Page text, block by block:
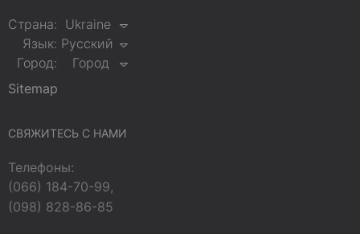
Страна: Ukraine
Язык: Русский
Город:
Город
Sitemap
СВЯЖИТЕСЬ С НАМИ
Телефоны:
(066) 184-70-99,
(098) 828-86-85